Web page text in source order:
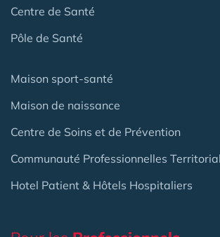
Centre de Santé
Pôle de Santé
Maison sport-santé
Maison de naissance
Centre de Soins et de Prévention
Communauté Professionnelles
Hotel Patient & Hôtels Hospitaliers